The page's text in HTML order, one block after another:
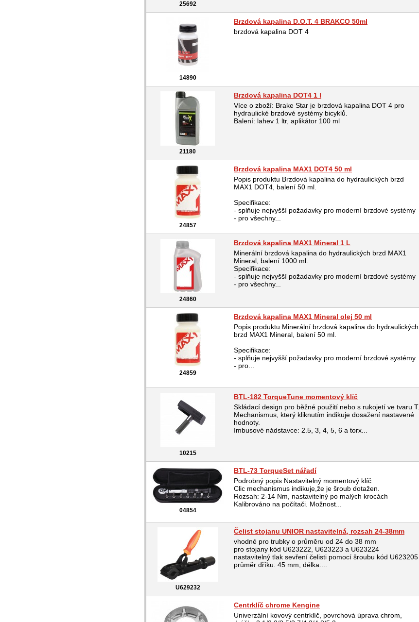
25692
14890
Brzdová kapalina D.O.T. 4 BRAKCO 50ml
brzdová kapalina DOT 4
21180
Brzdová kapalina DOT4 1 l
Více o zboží: Brake Star je brzdová kapalina DOT 4 pro
hydraulické brzdové systémy bicyklů.
Balení: lahev 1 ltr, aplikátor 100 ml
24857
Brzdová kapalina MAX1 DOT4 50 ml
Popis produktu Brzdová kapalina do hydraulických brzd
MAX1 DOT4, balení 50 ml.
Specifikace:
- splňuje nejvyšší požadavky pro moderní brzdové systémy
- pro všechny...
24860
Brzdová kapalina MAX1 Mineral 1 L
Minerální brzdová kapalina do hydraulických brzd MAX1
Mineral, balení 1000 ml.
Specifikace:
- splňuje nejvyšší požadavky pro moderní brzdové systémy
- pro všechny...
24859
Brzdová kapalina MAX1 Mineral olej 50 ml
Popis produktu Minerální brzdová kapalina do hydraulických
brzd MAX1 Mineral, balení 50 ml.
Specifikace:
- splňuje nejvyšší požadavky pro moderní brzdové systémy
- pro...
10215
BTL-182 TorqueTune momentový klíč
Skládací design pro běžné použití nebo s rukojetí ve tvaru T.
Mechanismus, který kliknutím indikuje dosažení nastavené
hodnoty.
Imbusové nádstavce: 2.5, 3, 4, 5, 6 a torx...
04854
BTL-73 TorqueSet nářadí
Podrobný popis Nastavitelný momentový klíč
Clic mechanismus indikuje,že je šroub dotažen.
Rozsah: 2-14 Nm, nastavitelný po malých krocách
Kalibrováno na počítači. Možnost...
U629232
Čelist stojanu UNIOR nastavitelná, rozsah 24-38mm
vhodné pro trubky o průměru od 24 do 38 mm
pro stojany kód U623222, U623223 a U623224
nastavitelný tlak sevření čelisti pomocí šroubu kód U623205
průměr dříku: 45 mm, délka:...
Centrklíč chrome Kengine
Univerzální kovový centrklíč, povrchová úprava chrom,